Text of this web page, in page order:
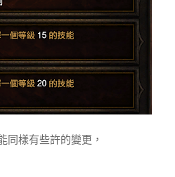
同樣有些許的變更，